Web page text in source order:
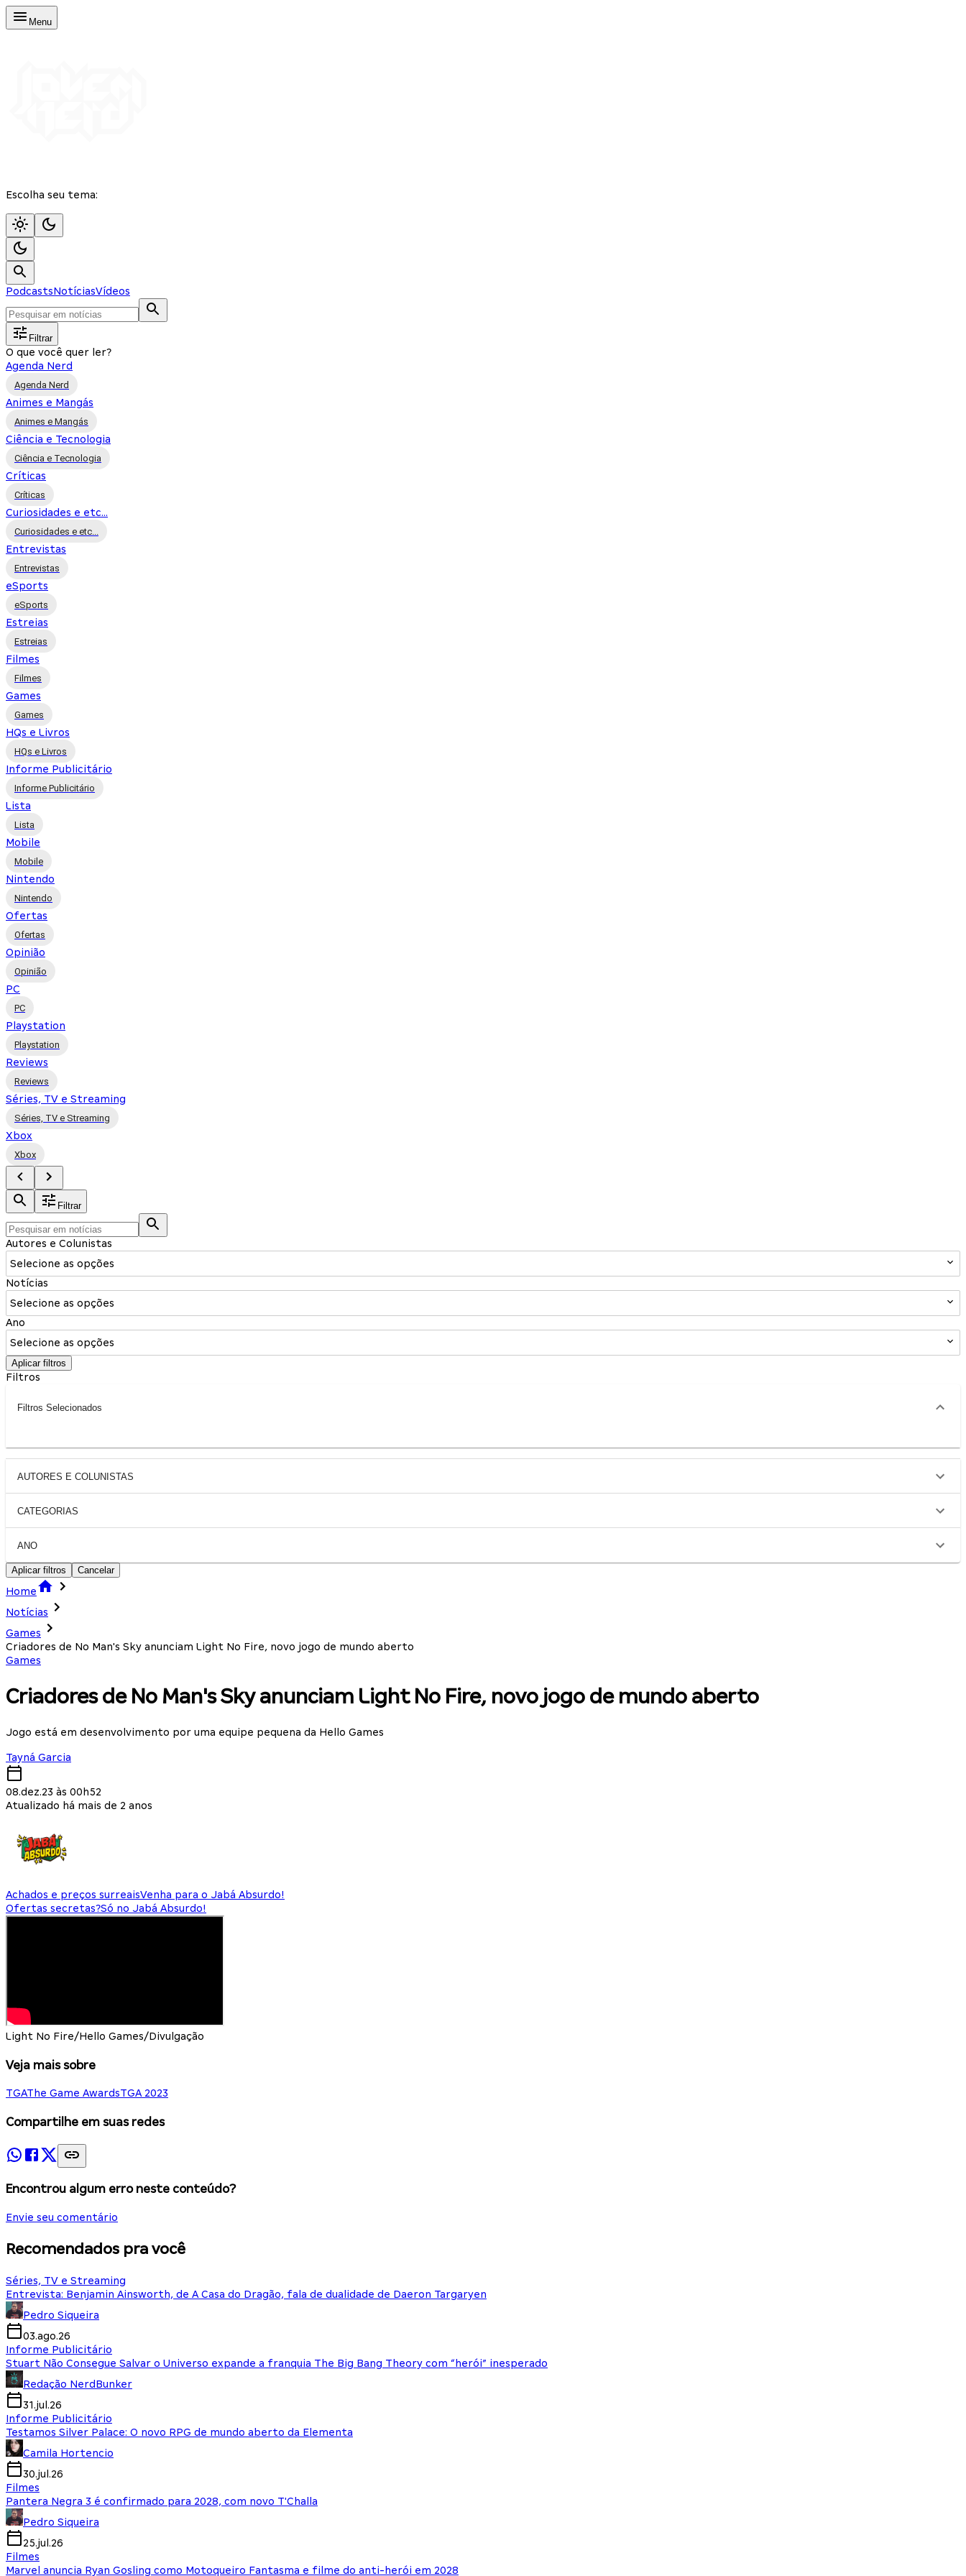
Menu
Escolha seu tema:
PodcastsNotíciasVídeos
Filtrar
O que você quer ler?
Agenda Nerd
Agenda Nerd
Animes e Mangás
Animes e Mangás
Ciência e Tecnologia
Ciência e Tecnologia
Críticas
Críticas
Curiosidades e etc...
Curiosidades e etc...
Entrevistas
Entrevistas
eSports
eSports
Estreias
Estreias
Filmes
Filmes
Games
Games
HQs e Livros
HQs e Livros
Informe Publicitário
Informe Publicitário
Lista
Lista
Mobile
Mobile
Nintendo
Nintendo
Ofertas
Ofertas
Opinião
Opinião
PC
PC
Playstation
Playstation
Reviews
Reviews
Séries, TV e Streaming
Séries, TV e Streaming
Xbox
Xbox
Filtrar
Autores e Colunistas
Selecione as opções
Notícias
Selecione as opções
Ano
Selecione as opções
Aplicar filtros
Filtros
Filtros Selecionados
AUTORES E COLUNISTAS
CATEGORIAS
ANO
Aplicar filtros Cancelar
Home
Notícias
Games
Criadores de No Man's Sky anunciam Light No Fire, novo jogo de mundo aberto
Games
Criadores de No Man's Sky anunciam Light No Fire, novo jogo de mundo aberto
Jogo está em desenvolvimento por uma equipe pequena da Hello Games
Tayná Garcia
08.dez.23 às 00h52
Atualizado há mais de 2 anos
Achados e preços surreaisVenha para o Jabá Absurdo!
Ofertas secretas?Só no Jabá Absurdo!
Light No Fire/Hello Games/Divulgação
Veja mais sobre
TGAThe Game AwardsTGA 2023
Compartilhe em suas redes
Encontrou algum erro neste conteúdo?
Envie seu comentário
Recomendados pra você
Séries, TV e Streaming
Entrevista: Benjamin Ainsworth, de A Casa do Dragão, fala de dualidade de Daeron Targaryen
Pedro Siqueira
03.ago.26
Informe Publicitário
Stuart Não Consegue Salvar o Universo expande a franquia The Big Bang Theory com “herói” inesperado
Redação NerdBunker
31.jul.26
Informe Publicitário
Testamos Silver Palace: O novo RPG de mundo aberto da Elementa
Camila Hortencio
30.jul.26
Filmes
Pantera Negra 3 é confirmado para 2028, com novo T'Challa
Pedro Siqueira
25.jul.26
Filmes
Marvel anuncia Ryan Gosling como Motoqueiro Fantasma e filme do anti-herói em 2028